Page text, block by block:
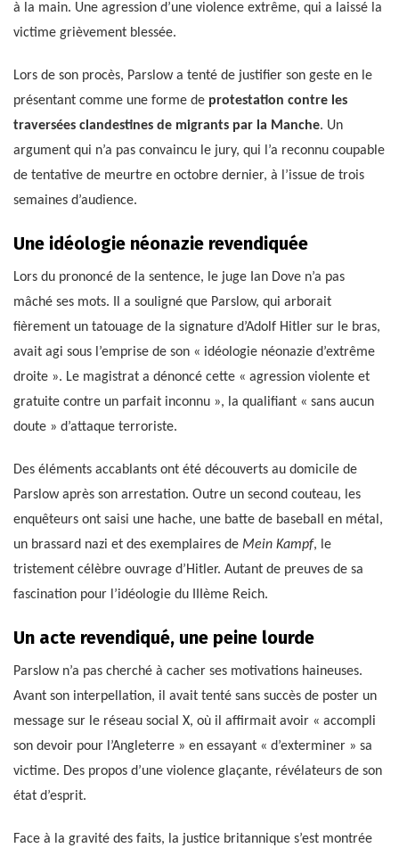
à la main. Une agression d’une violence extrême, qui a laissé la
victime grièvement blessée.
Lors de son procès, Parslow a tenté de justifier son geste en le
présentant comme une forme de protestation contre les
traversées clandestines de migrants par la Manche. Un
argument qui n’a pas convaincu le jury, qui l’a reconnu coupable
de tentative de meurtre en octobre dernier, à l’issue de trois
semaines d’audience.
Une idéologie néonazie revendiquée
Lors du prononcé de la sentence, le juge Ian Dove n’a pas
mâché ses mots. Il a souligné que Parslow, qui arborait
fièrement un tatouage de la signature d’Adolf Hitler sur le bras,
avait agi sous l’emprise de son « idéologie néonazie d’extrême
droite ». Le magistrat a dénoncé cette « agression violente et
gratuite contre un parfait inconnu », la qualifiant « sans aucun
doute » d’attaque terroriste.
Des éléments accablants ont été découverts au domicile de
Parslow après son arrestation. Outre un second couteau, les
enquêteurs ont saisi une hache, une batte de baseball en métal,
un brassard nazi et des exemplaires de Mein Kampf, le
tristement célèbre ouvrage d’Hitler. Autant de preuves de sa
fascination pour l’idéologie du IIIème Reich.
Un acte revendiqué, une peine lourde
Parslow n’a pas cherché à cacher ses motivations haineuses.
Avant son interpellation, il avait tenté sans succès de poster un
message sur le réseau social X, où il affirmait avoir « accompli
son devoir pour l’Angleterre » en essayant « d’exterminer » sa
victime. Des propos d’une violence glaçante, révélateurs de son
état d’esprit.
Face à la gravité des faits, la justice britannique s’est montrée